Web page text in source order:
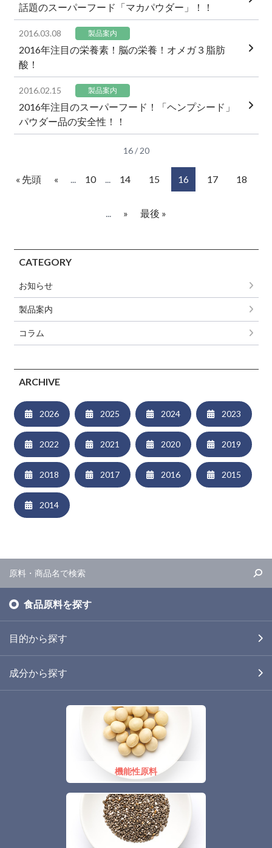
話題のスーパーフード「マカパウダー」！！
2016.03.08 製品案内
2016年注目の栄養素！脳の栄養！オメガ３脂肪
酸！
2016.02.15 製品案内
2016年注目のスーパーフード！「ヘンプシード」
パウダー品の安全性！！
16 / 20
« 先頭 « ... 10 ... 14 15 16 17 18
... » 最後 »
CATEGORY
お知らせ
製品案内
コラム
ARCHIVE
2026 2025 2024 2023
2022 2021 2020 2019
2018 2017 2016 2015
2014
食品原料を探す
目的から探す
成分から探す
機能性原料